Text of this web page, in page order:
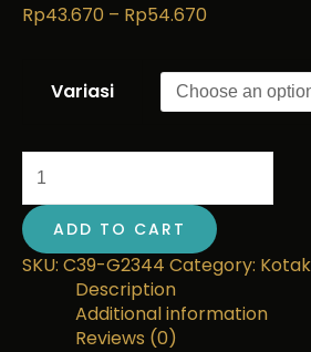
Rp43.670 – Rp54.670
Variasi
ADD TO CART
SKU: C39-G2344 Category:
Description
Additional information
Reviews (0)